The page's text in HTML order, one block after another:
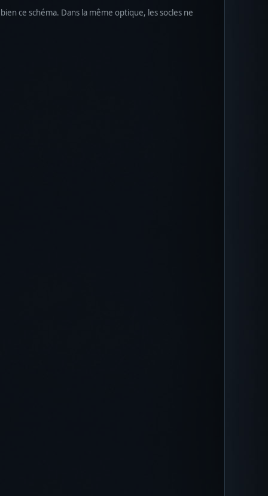
ce schéma. Dans la même optique, les socles ne